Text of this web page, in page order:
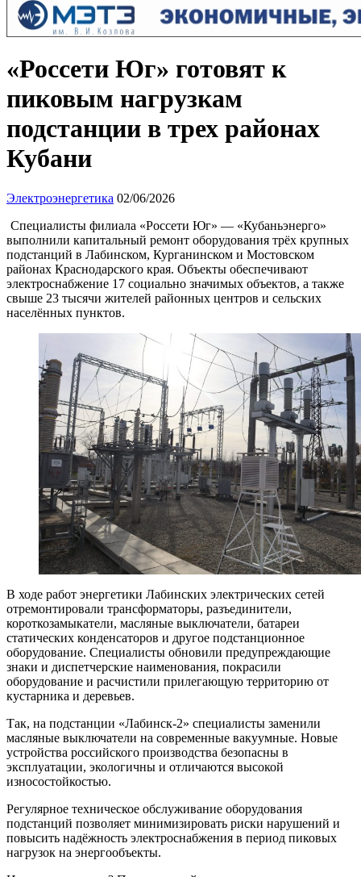
«Россети Юг» готовят к
пиковым нагрузкам
подстанции в трех районах
Кубани
Электроэнергетика 02/06/2026
Специалисты филиала «Россети Юг» — «Кубаньэнерго»
выполнили капитальный ремонт оборудования трёх крупных
подстанций в Лабинском, Курганинском и Мостовском
районах Краснодарского края. Объекты обеспечивают
электроснабжение 17 социально значимых объектов, а также
свыше 23 тысячи жителей районных центров и сельских
населённых пунктов.
В ходе работ энергетики Лабинских электрических сетей
отремонтировали трансформаторы, разъединители,
короткозамыкатели, масляные выключатели, батареи
статических конденсаторов и другое подстанционное
оборудование. Специалисты обновили предупреждающие
знаки и диспетчерские наименования, покрасили
оборудование и расчистили прилегающую территорию от
кустарника и деревьев.
Так, на подстанции «Лабинск‑2» специалисты заменили
масляные выключатели на современные вакуумные. Новые
устройства российского производства безопасны в
эксплуатации, экологичны и отличаются высокой
износостойкостью.
Регулярное техническое обслуживание оборудования
подстанций позволяет минимизировать риски нарушений и
повысить надёжность электроснабжения в период пиковых
нагрузок на энергообъекты.